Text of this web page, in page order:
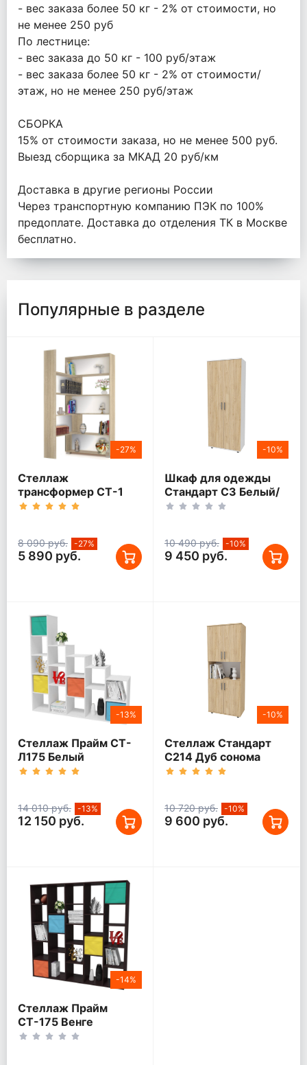
- вес заказа более 50 кг - 2% от стоимости, но
не менее 250 руб
По лестнице:
- вес заказа до 50 кг - 100 руб/этаж
- вес заказа более 50 кг - 2% от стоимости/
этаж, но не менее 250 руб/этаж
СБОРКА
15% от стоимости заказа, но не менее 500 руб.
Выезд сборщика за МКАД 20 руб/км
Доставка в другие регионы России
Через транспортную компанию ПЭК по 100%
предоплате. Доставка до отделения ТК в Москве
бесплатно.
Популярные в разделе
-27%
Стеллаж
трансформер СТ-1
дуб сонома
8 090 руб. -27%
5 890 руб.
-10%
Шкаф для одежды
Стандарт С3 Белый/
Дуб сонома
10 490 руб. -10%
9 450 руб.
-13%
Стеллаж Прайм СТ-
Л175 Белый
14 010 руб. -13%
12 150 руб.
-10%
Стеллаж Стандарт
С214 Дуб сонома
10 720 руб. -10%
9 600 руб.
-14%
Стеллаж Прайм
СТ-175 Венге